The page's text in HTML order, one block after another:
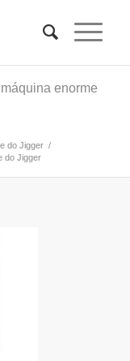
enorme
do Jigger /
do Jigger